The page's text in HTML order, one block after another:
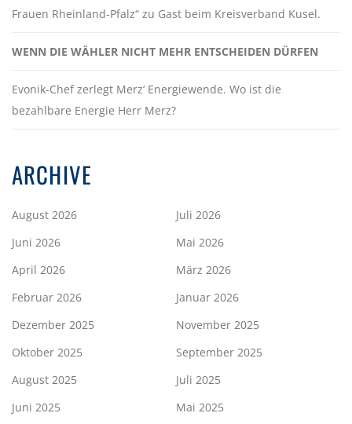
Frauen Rheinland-Pfalz“ zu Gast beim Kreisverband Kusel.
WENN DIE WÄHLER NICHT MEHR ENTSCHEIDEN DÜRFEN
Evonik-Chef zerlegt Merz‘ Energiewende. Wo ist die
bezahlbare Energie Herr Merz?
ARCHIVE
August 2026
Juli 2026
Juni 2026
Mai 2026
April 2026
März 2026
Februar 2026
Januar 2026
Dezember 2025
November 2025
Oktober 2025
September 2025
August 2025
Juli 2025
Juni 2025
Mai 2025